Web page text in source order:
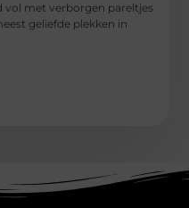
vol met verborgen pareltjes
geliefde plekken in